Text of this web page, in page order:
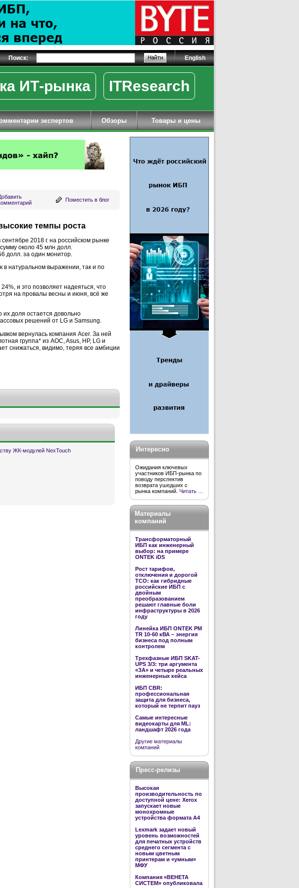
Поиск: English
ИТ-рынка ITResearch
экспертов Обзоры Товары и цены
Поместить в блог
темпы роста
2018 г. на российском рынке
около 45 млн долл.
долл. за один монитор.
в натуральном выражении, так и по
и это позволяет надеяться, что
на провалы весны и июня, всё же
доля остается довольно
решений от LG и Samsung.
вернулась компания Acer. За ней
группа* из AOC, Asus, HP, LG и
снижаться, видимо, теряя все амбиции
ЖК-модулей NexTouch
Интересно
Ожидания ключевых
участников ИБП-рынка по
поводу перспектив
возврата ушедших с
рынка компаний. Читать …
Материалы
компаний
Трансформаторный
ИБП как инженерный
выбор: на примере
ONTEK iDS
Рост тарифов,
отключения и дорогой
TCO: как гибридные
российские ИБП с
двойным
преобразованием
решают главные боли
инфраструктуры в 2026
году
Линейка ИБП ONTEK PM
TR 10-60 кВА – энергия
бизнеса под полным
контролем
Трехфазные ИБП SKAT-
UPS 3/3: три аргумента
«ЗА» и четыре реальных
инженерных кейса
ИБП CBR:
профессиональная
защита для бизнеса,
который не терпит пауз
Самые интересные
видеокарты для ML:
ландшафт 2026 года
Другие материалы
компаний
Пресс-релизы
Высокая
производительность по
доступной цене: Xerox
запускает новые
монохромные
устройства формата А4
Lexmark задает новый
уровень возможностей
для печатных устройств
среднего сегмента с
новым цветным
принтерам и «умным»
МФУ
Компания «ВЕНЕТА
СИСТЕМ» опубликовала